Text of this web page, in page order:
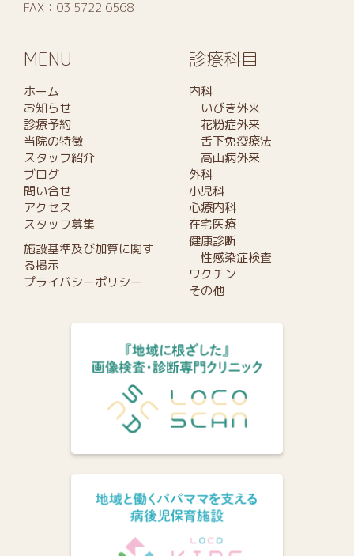
FAX：03 5722 6568
MENU
ホーム
お知らせ
診療予約
当院の特徴
スタッフ紹介
ブログ
問い合せ
アクセス
スタッフ募集
施設基準及び加算に関す
る掲示
プライバシーポリシー
診療科目
内科
いびき外来
花粉症外来
舌下免疫療法
高山病外来
外科
小児科
心療内科
在宅医療
健康診断
性感染症検査
ワクチン
その他